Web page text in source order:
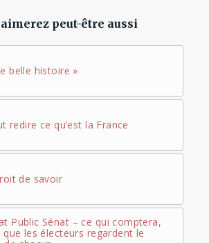
aimerez peut-être aussi
belle histoire »
redire ce qu’est la France
de savoir
Public Sénat – ce qui comptera,
que les électeurs regardent le